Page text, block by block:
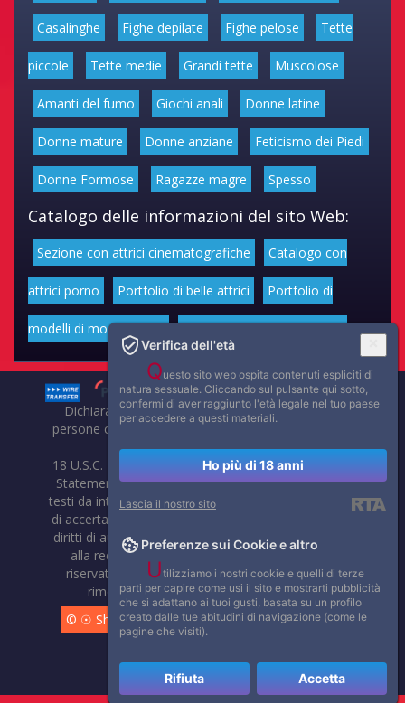
Casalinghe Fighe depilate Fighe pelose Tette
piccole Tette medie Grandi tette Muscolose
Amanti del fumo Giochi anali Donne latine
Donne mature Donne anziane Feticismo dei Piedi
Donne Formose Ragazze magre Spesso
Catalogo delle informazioni del sito Web:
Sezione con attrici cinematografiche Catalogo con
attrici porno Portfolio di belle attrici Portfolio di
modelli di moda volgari
Dichiarazione di non responsabilità: tutti i membri e le
persone che compaiono su questo sito hanno almeno 18
anni.
18 U.S.C. 2257 Record-Keeping Requirements Compliance
Statement. Affaritaliani, prima di pubblicare foto, video o
testi da internet, compie tutte le opportune verifiche al fine
di accertarne il libero regime di circolazione e non violare i
diritti di autore o altri diritti esclusivi di terzi. Per segnalare
alla redazione eventuali errori nell'uso del materiale
riservato, scriveteci: provvederemo prontamente alla
rimozione del materiale lesivo di diritti di terzi.
© ☉ Show di Sesso VivoCam. 2014 - 2026. Tutti i diritti
Verifica dell'età
Questo sito web ospita contenuti espliciti di
natura sessuale. Cliccando sul pulsante qui sotto,
confermi di aver raggiunto l'età legale nel tuo paese
per accedere a questi materiali.
Ho più di 18 anni
Lascia il nostro sito
Preferenze sui Cookie e altro
Utilizziamo i nostri cookie e quelli di terze
parti per capire come usi il sito e mostrarti pubblicità
che si adattano ai tuoi gusti, basata su un profilo
creato dalle tue abitudini di navigazione (come le
pagine che visiti).
Rifiuta Accetta